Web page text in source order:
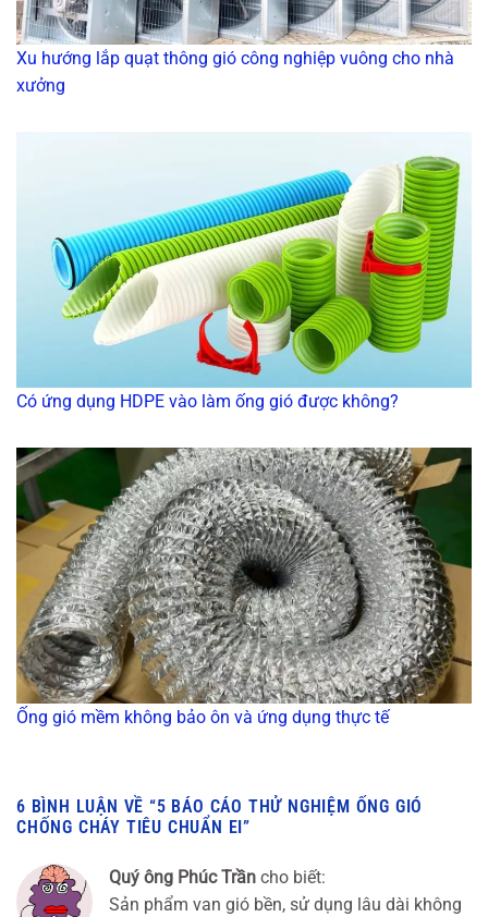
Xu hướng lắp quạt thông gió công nghiệp vuông cho nhà
xưởng
Có ứng dụng HDPE vào làm ống gió được không?
Ống gió mềm không bảo ôn và ứng dụng thực tế
6 BÌNH LUẬN VỀ “5 BÁO CÁO THỬ NGHIỆM ỐNG GIÓ
CHỐNG CHÁY TIÊU CHUẨN EI”
Quý ông Phúc Trần cho biết:
Sản phẩm van gió bền, sử dụng lâu dài không